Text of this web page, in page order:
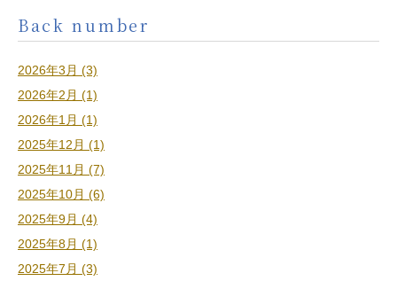
Back number
2026年3月 (3)
2026年2月 (1)
2026年1月 (1)
2025年12月 (1)
2025年11月 (7)
2025年10月 (6)
2025年9月 (4)
2025年8月 (1)
2025年7月 (3)